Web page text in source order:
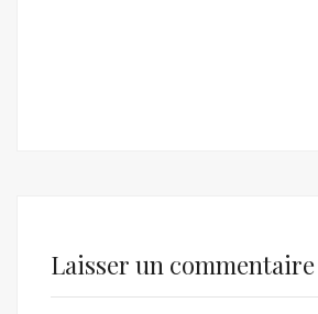
Laisser un commentaire